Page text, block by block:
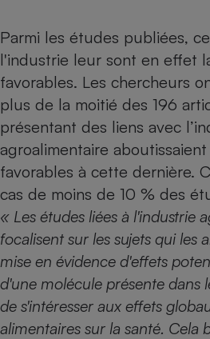
Parmi les études publiées,
l'industrie leur sont en effet
favorables. Les chercheurs
plus de la moitié des 196
présentant des liens avec
agroalimentaire
favorables à cette dernière.
cas de moins de 10 % des
« Les études liées à l'industrie
focalisent sur les sujets qui les
mise en évidence d'effets
d'une molécule présente dans
de s'intéresser aux effets
alimentaires sur la santé. Cela